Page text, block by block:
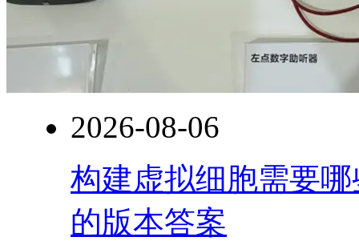
2026-08-06
构建虚拟细胞需要
的版本答案